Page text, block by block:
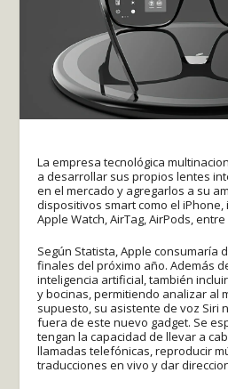
La empresa tecnológica
a desarrollar sus propios lentes
en el mercado y agregarlos a su
dispositivos smart como el iPhone,
Apple Watch, AirTag, AirPods,
Según Statista, Apple consumaría
finales del próximo año. Además
inteligencia artificial, también
y bocinas, permitiendo analizar al
supuesto, su asistente de voz Siri
fuera de este nuevo gadget. Se
tengan la capacidad de llevar a
llamadas telefónicas, reproducir
traducciones en vivo y dar